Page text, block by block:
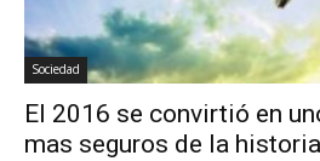
Sociedad
El 2016 se convirtió en
mas seguros de la